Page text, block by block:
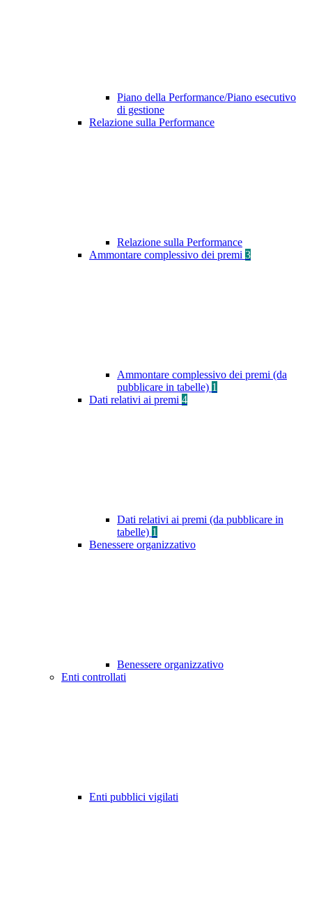
Piano della Performance/Piano esecutivo
di gestione
Relazione sulla Performance
Relazione sulla Performance
Ammontare complessivo dei premi 3
Ammontare complessivo dei premi (da
pubblicare in tabelle) 1
Dati relativi ai premi 4
Dati relativi ai premi (da pubblicare in
tabelle) 1
Benessere organizzativo
Benessere organizzativo
Enti controllati
Enti pubblici vigilati